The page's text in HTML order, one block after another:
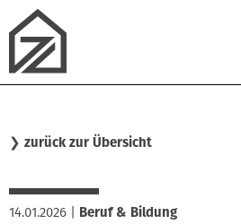
❯ zurück zur Übersicht
14.01.2026 Beruf & Bildung